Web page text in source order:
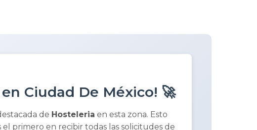
Ciudad De México! 🚀
de Hosteleria en esta zona. Esto
el primero en recibir todas las solicitudes de